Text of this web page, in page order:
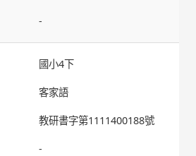
-
國小4下
客家語
教研書字第1111400188號
-